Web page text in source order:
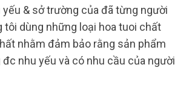
yếu & sở trường của đã từng người
tôi dùng những loại hoa tuoi chất
nhằm đảm bảo rằng sản phẩm
nhu yếu và có nhu cầu của người